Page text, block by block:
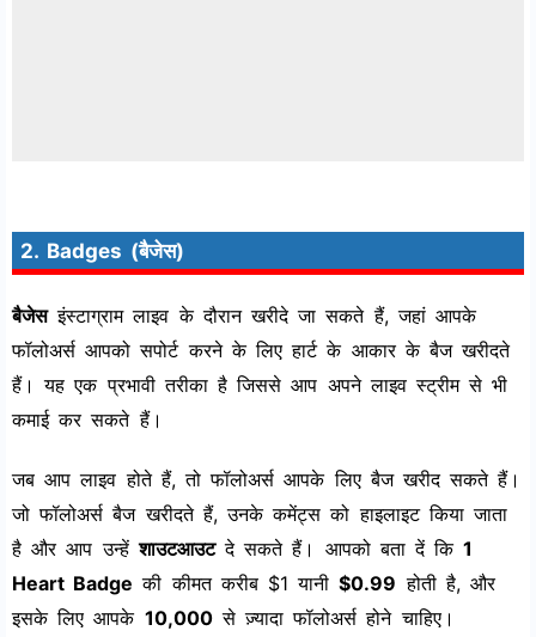
2. Badges (बैजेस)
बैजेसइंस्टाग्राम लाइव के दौरान खरीदे जा सकते हैं, जहां आपके
फॉलोअर्स आपको सपोर्ट करने के लिए हार्ट के आकार के बैज खरीदते
हैं। यह एक प्रभावी तरीका है जिससे आप अपने लाइव स्ट्रीम से भी
कमाई कर सकते हैं।
जब आप लाइव होते हैं, तो फॉलोअर्स आपके लिए बैज खरीद सकते हैं।
जो फॉलोअर्स बैज खरीदते हैं, उनके कमेंट्स को हाइलाइट किया जाता
है और आप उन्हेंशाउटआउटदे सकते हैं। आपको बता दें कि1
Heart Badge की कीमत करीब $1 यानी$0.99 होती है, और
इसके लिए आपके 10,000से ज़्यादा फॉलोअर्स होने चाहिए।